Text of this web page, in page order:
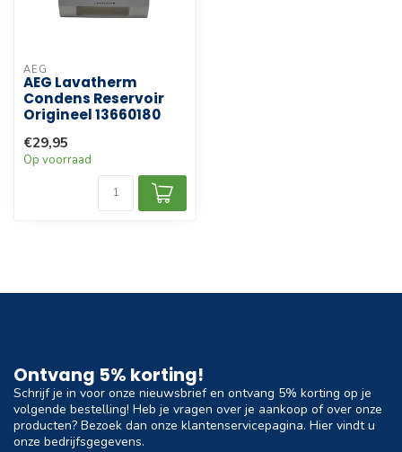
AEG
AEG Lavatherm
Condens Reservoir
Origineel 13660180
€29,95
Op voorraad
Ontvang 5% korting!
Schrijf je in voor onze nieuwsbrief en ontvang 5% korting op je
volgende bestelling! Heb je vragen over je aankoop of over onze
producten? Bezoek dan onze klantenservicepagina. Hier vindt u
onze bedrijfsgegevens.